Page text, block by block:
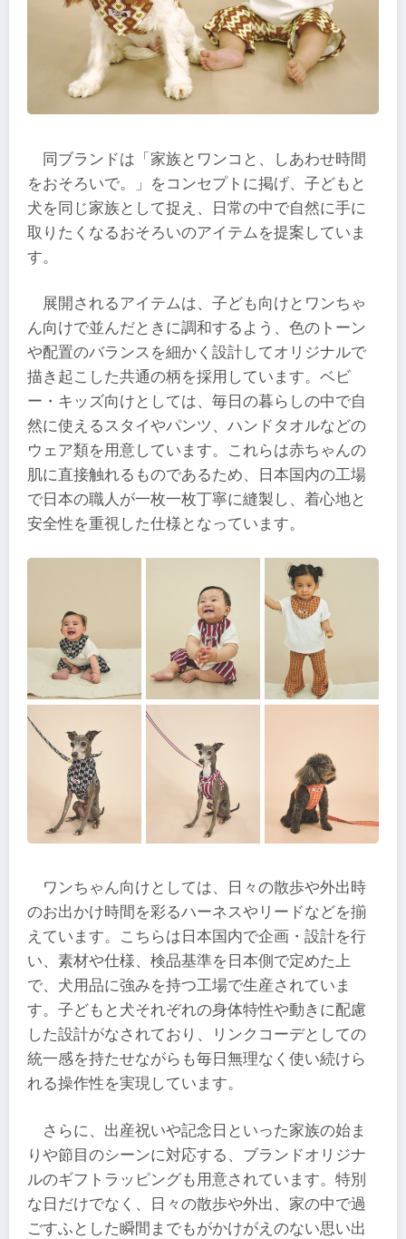
同ブランドは「家族とワンコと、しあわせ時間
をおそろいで。」をコンセプトに掲げ、子どもと
犬を同じ家族として捉え、日常の中で自然に手に
取りたくなるおそろいのアイテムを提案していま
す。
展開されるアイテムは、子ども向けとワンちゃ
ん向けで並んだときに調和するよう、色のトーン
や配置のバランスを細かく設計してオリジナルで
描き起こした共通の柄を採用しています。ベビ
ー・キッズ向けとしては、毎日の暮らしの中で自
然に使えるスタイやパンツ、ハンドタオルなどの
ウェア類を用意しています。これらは赤ちゃんの
肌に直接触れるものであるため、日本国内の工場
で日本の職人が一枚一枚丁寧に縫製し、着心地と
安全性を重視した仕様となっています。
ワンちゃん向けとしては、日々の散歩や外出時
のお出かけ時間を彩るハーネスやリードなどを揃
えています。こちらは日本国内で企画・設計を行
い、素材や仕様、検品基準を日本側で定めた上
で、犬用品に強みを持つ工場で生産されていま
す。子どもと犬それぞれの身体特性や動きに配慮
した設計がなされており、リンクコーデとしての
統一感を持たせながらも毎日無理なく使い続けら
れる操作性を実現しています。
さらに、出産祝いや記念日といった家族の始ま
りや節目のシーンに対応する、ブランドオリジナ
ルのギフトラッピングも用意されています。特別
な日だけでなく、日々の散歩や外出、家の中で過
ごすふとした瞬間までもがかけがえのない思い出